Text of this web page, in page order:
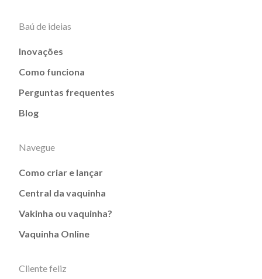
Baú de ideias
Inovações
Como funciona
Perguntas frequentes
Blog
Navegue
Como criar e lançar
Central da vaquinha
Vakinha ou vaquinha?
Vaquinha Online
Cliente feliz